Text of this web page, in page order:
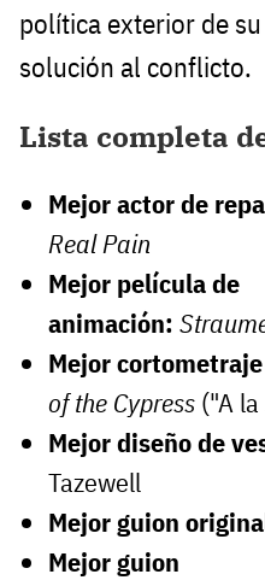
política exterior de
solución al conflicto.
Lista completa
Mejor actor de
Real Pain
Mejor película de
animación:
Mejor
of the Cypress ("A
Mejor diseño de
Tazewell
Mejor guion
Mejor guion